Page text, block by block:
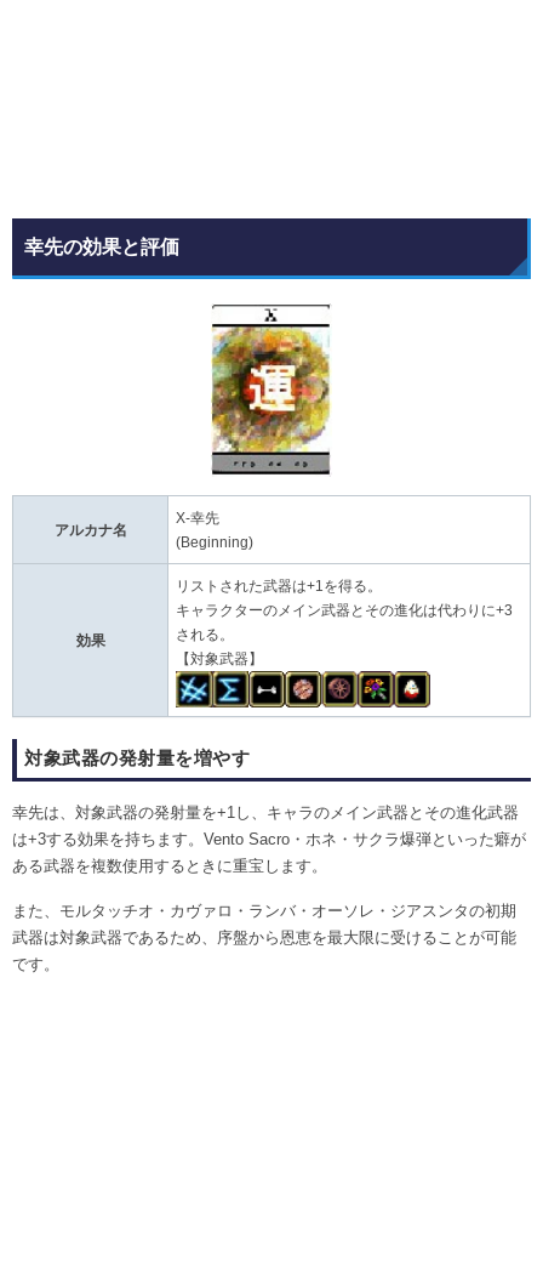
幸先の効果と評価
アルカナ名
X-幸先
(Beginning)
効果
リストされた武器は+1を得る。
キャラクターのメイン武器とその進化は代わりに+3
される。
【対象武器】
対象武器の発射量を増やす
幸先は、対象武器の発射量を+1し、キャラのメイン武器とその進化武器
は+3する効果を持ちます。Vento Sacro・ホネ・サクラ爆弾といった癖が
ある武器を複数使用するときに重宝します。
また、モルタッチオ・カヴァロ・ランバ・オーソレ・ジアスンタの初期
武器は対象武器であるため、序盤から恩恵を最大限に受けることが可能
です。